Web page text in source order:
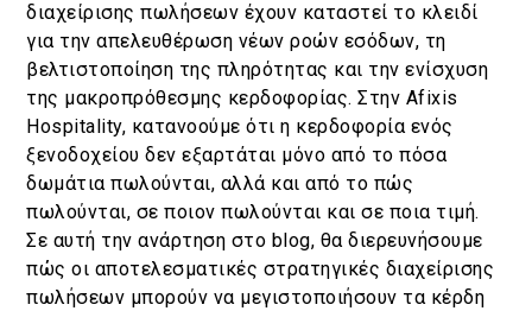
διαχείρισης πωλήσεων έχουν καταστεί το κλειδί
για την απελευθέρωση νέων ροών εσόδων, τη
βελτιστοποίηση της πληρότητας και την ενίσχυση
της μακροπρόθεσμης κερδοφορίας. Στην Afixis
Hospitality, κατανοούμε ότι η κερδοφορία ενός
ξενοδοχείου δεν εξαρτάται μόνο από το πόσα
δωμάτια πωλούνται, αλλά και από το πώς
πωλούνται, σε ποιον πωλούνται και σε ποια τιμή.
Σε αυτή την ανάρτηση στο blog, θα διερευνήσουμε
πώς οι αποτελεσματικές στρατηγικές διαχείρισης
πωλήσεων μπορούν να μεγιστοποιήσουν τα κέρδη